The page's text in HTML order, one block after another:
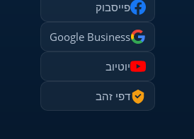
פייסבוק
Google Business
יוטיוב
דפי זהב